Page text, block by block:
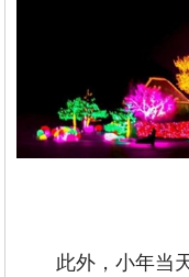
此外，小年当